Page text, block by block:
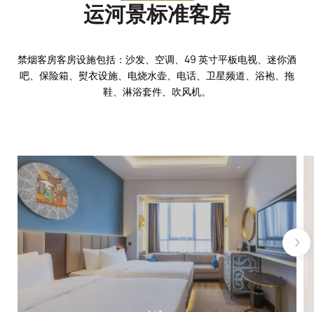
运河景标准客房
禁烟客房客房设施包括：沙发、空调、49 英寸平板电视、迷你酒
吧、保险箱、熨衣设施、电烧水壶、电话、卫星频道、浴袍、拖
鞋、淋浴套件、吹风机。